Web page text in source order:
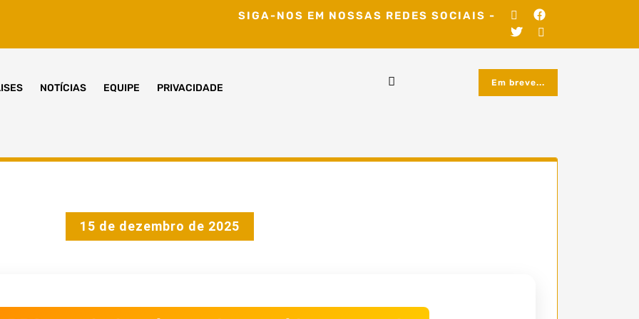
SIGA-NOS EM NOSSAS REDES SOCIAIS -
NOTÍCIAS EQUIPE PRIVACIDADE Em breve...
15 de dezembro de 2025